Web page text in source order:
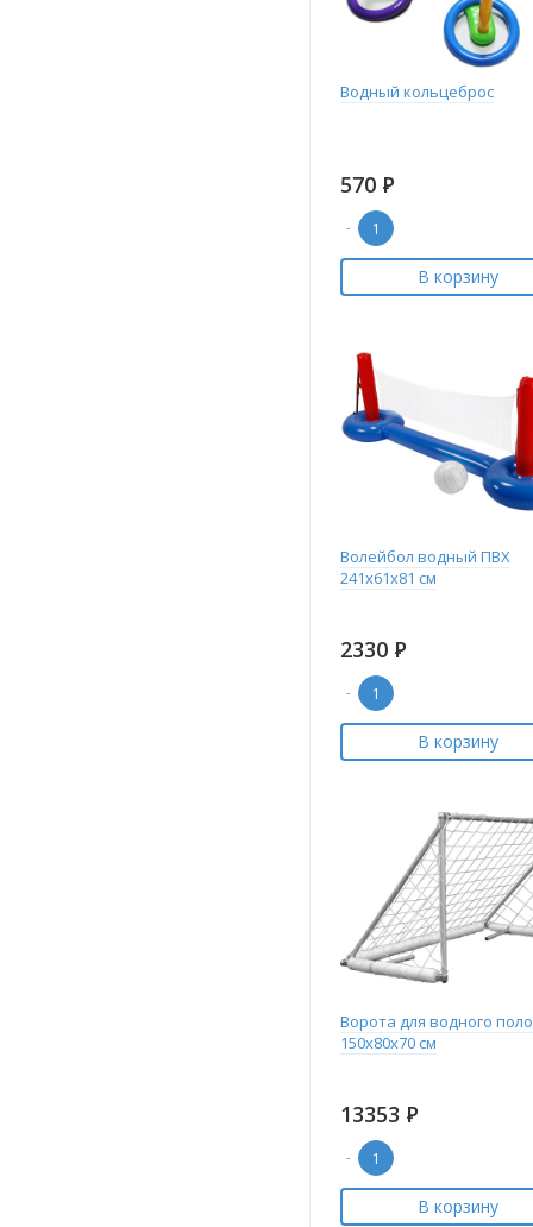
Водный кольцеброс
570 Р
-
В корзину
Волейбол водный ПВХ
241х61х81 см
2330 Р
-
В корзину
Ворота для водного поло
150х80х70 см
13353 Р
-
В корзину